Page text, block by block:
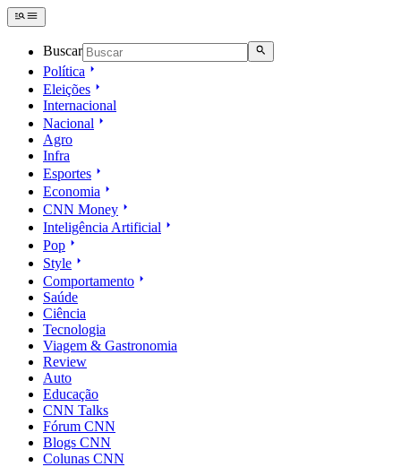
Buscar
Política
Eleições
Internacional
Nacional
Agro
Infra
Esportes
Economia
CNN Money
Inteligência Artificial
Pop
Style
Comportamento
Saúde
Ciência
Tecnologia
Viagem & Gastronomia
Review
Auto
Educação
CNN Talks
Fórum CNN
Blogs CNN
Colunas CNN